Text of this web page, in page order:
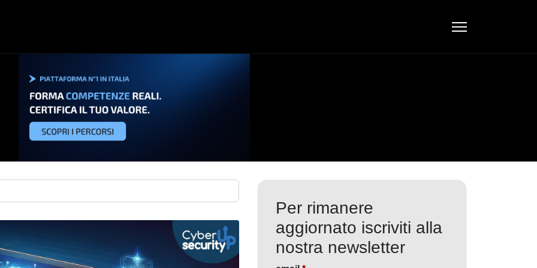
Per rimanere
aggiornato iscriviti alla
nostra newsletter